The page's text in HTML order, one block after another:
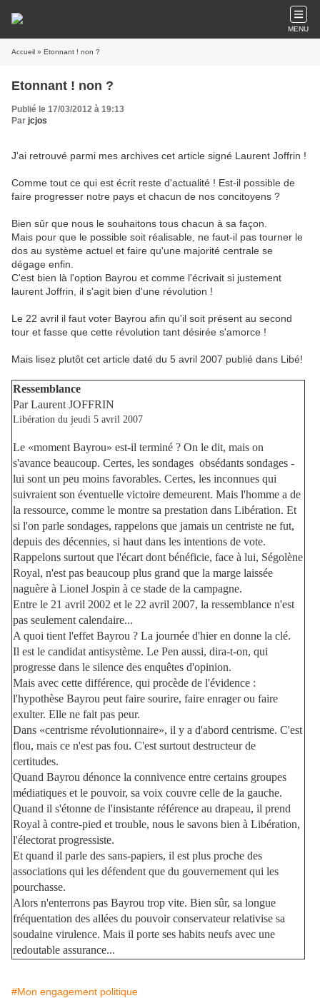
MENU
Accueil » Etonnant ! non ?
Etonnant ! non ?
Publié le 17/03/2012 à 19:13
Par jcjos
J'ai retrouvé parmi mes archives cet article signé Laurent Joffrin !
Comme tout ce qui est écrit reste d'actualité ! Est-il possible de
faire progresser notre pays et chacun de nos concitoyens ?
Bien sûr que nous le souhaitons tous chacun à sa façon.
Mais pour que le possible soit réalisable, ne faut-il pas tourner le
dos au système actuel et faire qu'une majorité centrale se
dégage enfin.
C'est bien là l'option Bayrou et comme l'écrivait si justement
laurent Joffrin, il s'agit bien d'une révolution !
Le 22 avril il faut voter Bayrou afin qu'il soit présent au second
tour et fasse que cette révolution tant désirée s'amorce !
Mais lisez plutôt cet article daté du 5 avril 2007 publié dans Libé!
Ressemblance
Par Laurent JOFFRIN
Libération du jeudi 5 avril 2007
Le «moment Bayrou» est-il terminé ? On le dit, mais on
s'avance beaucoup. Certes, les sondages ­ obsédants sondages ­
lui sont un peu moins favorables. Certes, les inconnues qui
suivraient son éventuelle victoire demeurent. Mais l'homme a de
la ressource, comme le montre sa prestation dans Libération. Et
si l'on parle sondages, rappelons que jamais un centriste ne fut,
depuis des décennies, si haut dans les intentions de vote.
Rappelons surtout que l'écart dont bénéficie, face à lui, Ségolène
Royal, n'est pas beaucoup plus grand que la marge laissée
naguère à Lionel Jospin à ce stade de la campagne.
Entre le 21 avril 2002 et le 22 avril 2007, la ressemblance n'est
pas seulement calendaire...
A quoi tient l'effet Bayrou ? La journée d'hier en donne la clé.
Il est le candidat antisystème. Le Pen aussi, dira-t-on, qui
progresse dans le silence des enquêtes d'opinion.
Mais avec cette différence, qui procède de l'évidence :
l'hypothèse Bayrou peut faire sourire, faire enrager ou faire
exulter. Elle ne fait pas peur.
Dans «centrisme révolutionnaire», il y a d'abord centrisme. C'est
flou, mais ce n'est pas fou. C'est surtout destructeur de
certitudes.
Quand Bayrou dénonce la connivence entre certains groupes
médiatiques et le pouvoir, sa voix couvre celle de la gauche.
Quand il s'étonne de l'insistante référence au drapeau, il prend
Royal à contre-pied et trouble, nous le savons bien à Libération,
l'électorat progressiste.
Et quand il parle des sans-papiers, il est plus proche des
associations qui les défendent que du gouvernement qui les
pourchasse.
Alors n'enterrons pas Bayrou trop vite. Bien sûr, sa longue
fréquentation des allées du pouvoir conservateur relativise sa
soudaine virulence. Mais il porte ses habits neufs avec une
redoutable assurance...
#Mon engagement politique